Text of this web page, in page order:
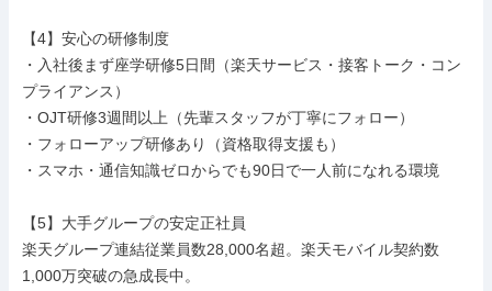
【4】安心の研修制度
・入社後まず座学研修5日間（楽天サービス・接客トーク・コン
プライアンス）
・OJT研修3週間以上（先輩スタッフが丁寧にフォロー）
・フォローアップ研修あり（資格取得支援も）
・スマホ・通信知識ゼロからでも90日で一人前になれる環境
【5】大手グループの安定正社員
楽天グループ連結従業員数28,000名超。楽天モバイル契約数
1,000万突破の急成長中。